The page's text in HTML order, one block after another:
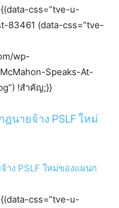
css=”tve-u-
83461 (data-css=”tve-
wp-
Speaks-At-
!สำคัญ;}}
นายจ้าง PSLF ใหม่
าง PSLF ใหม่ของแผนก
css=”tve-u-